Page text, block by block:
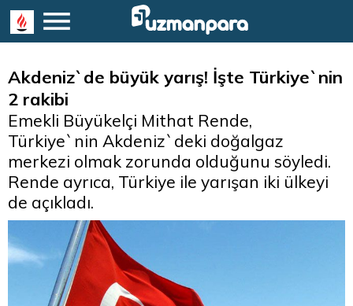
Akdeniz`de büyük yarış! İşte Türkiye`nin
2 rakibi
Emekli Büyükelçi Mithat Rende,
Türkiye`nin Akdeniz`deki doğalgaz
merkezi olmak zorunda olduğunu söyledi.
Rende ayrıca, Türkiye ile yarışan iki ülkeyi
de açıkladı.